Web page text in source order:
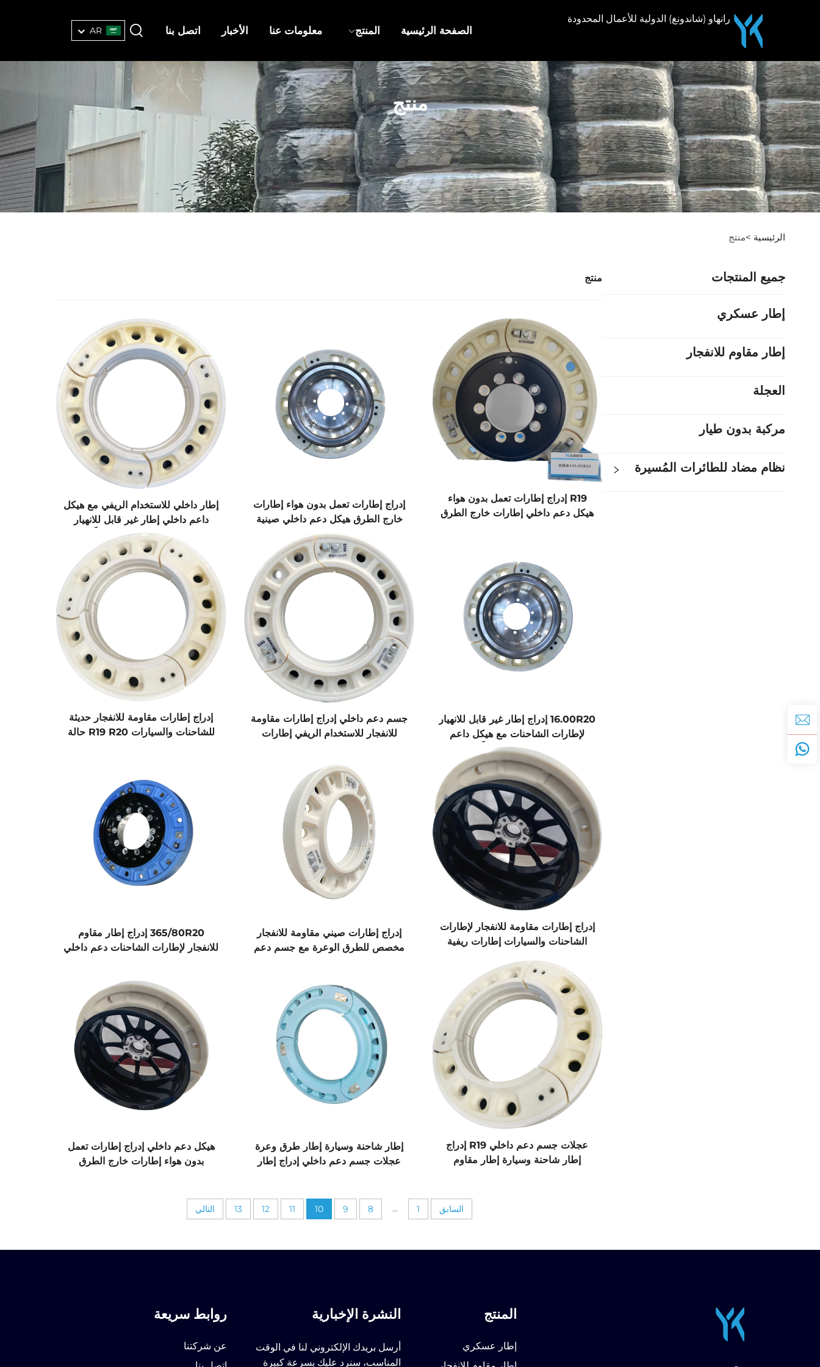
رانهاو (شاندونغ) الدولية للأعمال المحدودة
الصفحة الرئيسية المنتج معلومات عنا الأخبار اتصل بنا AR
منتج
الرئيسية >منتج
جميع المنتجات
إطار عسكري
إطار مقاوم للانفجار
العجلة
مركبة بدون طيار
نظام مضاد للطائرات المُسيرة
منتج
R19 إدراج إطارات تعمل بدون هواء
هيكل دعم داخلي إطارات خارج الطرق
إدراج إطارات تعمل بدون هواء إطارات
خارج الطرق هيكل دعم داخلي صينية
تقنية حديثة
إطار داخلي للاستخدام الريفي مع هيكل
داعم داخلي إطار غير قابل للانهيار
إدراج صيني متقدم تقنياً
16.00R20 إدراج إطار غير قابل للانهيار
لإطارات الشاحنات مع هيكل داعم
داخلي متقدم تقنياً
جسم دعم داخلي إدراج إطارات مقاومة
للانفجار للاستخدام الريفي إطارات
إدراج إطارات مقاومة للانفجار حديثة
للشاحنات والسيارات R19 R20 حالة
إدراج إطارات مقاومة للانفجار لإطارات
الشاحنات والسيارات إطارات ريفية
تقنيًا
إدراج إطارات صيني مقاومة للانفجار
مخصص للطرق الوعرة مع جسم دعم
365/80R20 إدراج إطار مقاوم
للانفجار لإطارات الشاحنات دعم داخلي
عجلات جسم دعم داخلي R19 إدراج
إطار شاحنة وسيارة إطار مقاوم
إطار شاحنة وسيارة إطار طرق وعرة
عجلات جسم دعم داخلي إدراج إطار
هيكل دعم داخلي إدراج إطارات تعمل
بدون هواء إطارات خارج الطرق
السابق 1
...
8
9
10
11
12
13 التالي
المنتج
إطار عسكري
النشرة الإخبارية
أرسل بريدك الإلكتروني لنا في الوقت
المناسب، سنرد عليك بسرعة كبيرة
روابط سريعة
عن شركتنا